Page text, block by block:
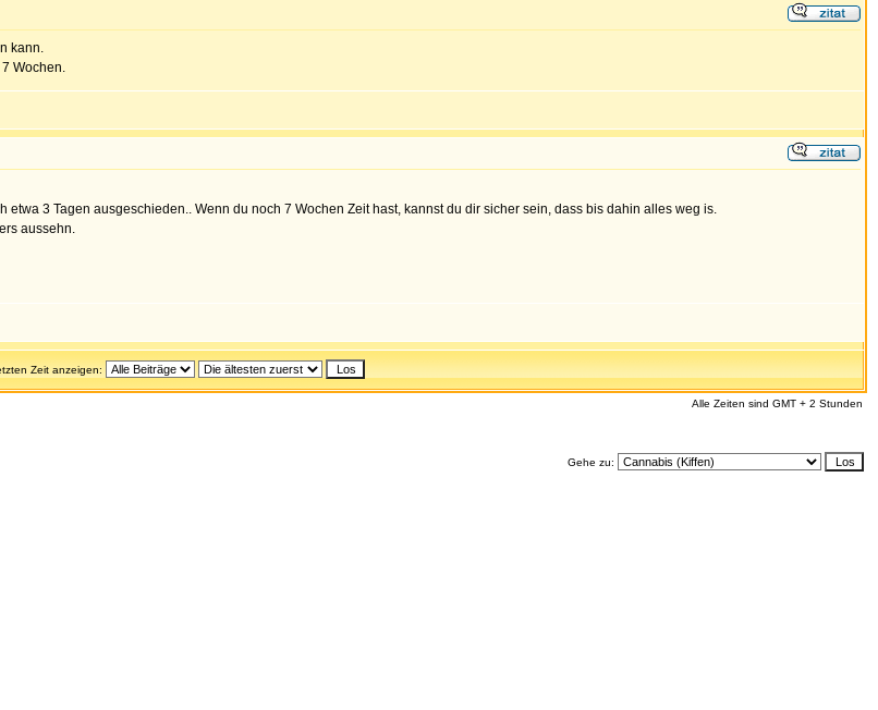
kann.
Wochen.
etwa 3 Tagen ausgeschieden.. Wenn du noch 7 Wochen Zeit hast, kannst du dir sicher sein, dass bis dahin alles weg is.
aussehn.
Zeit anzeigen:
Alle Zeiten sind GMT + 2 Stunden
Gehe zu: